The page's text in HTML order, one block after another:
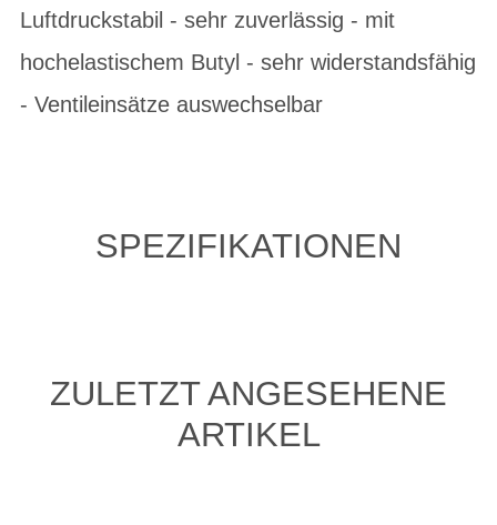
Luftdruckstabil - sehr zuverlässig - mit
hochelastischem Butyl - sehr widerstandsfähig
- Ventileinsätze auswechselbar
SPEZIFIKATIONEN
ZULETZT ANGESEHENE
ARTIKEL